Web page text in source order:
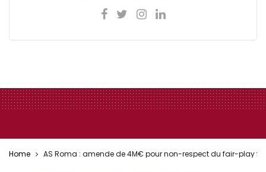
Home AS Roma : amende de 4M€ pour non-respect du fair-play